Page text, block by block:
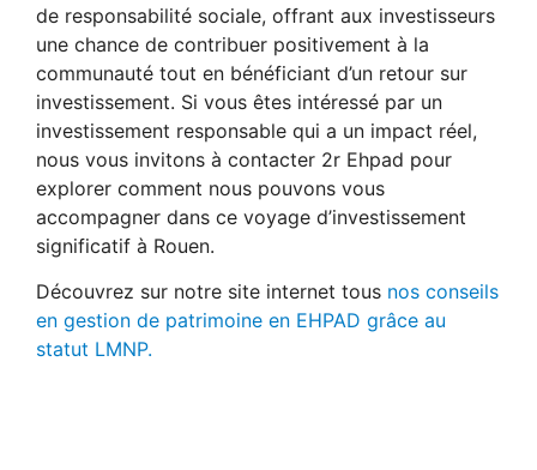
de responsabilité sociale, offrant aux investisseurs
une chance de contribuer positivement à la
communauté tout en bénéficiant d’un retour sur
investissement. Si vous êtes intéressé par un
investissement responsable qui a un impact réel,
nous vous invitons à contacter 2r Ehpad pour
explorer comment nous pouvons vous
accompagner dans ce voyage d’investissement
significatif à Rouen.
Découvrez sur notre site internet tous nos conseils
en gestion de patrimoine en EHPAD grâce au
statut LMNP.